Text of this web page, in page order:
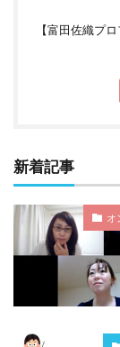
【富田佐織プ
新着記事
オ